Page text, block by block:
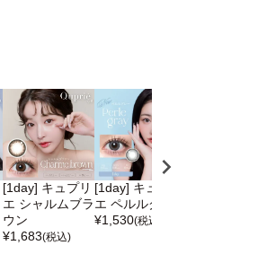
[1day] キュプリ
エ シャルムブラ
ウン
¥1,683(税込)
[1day] キュプリ
エ ペルルグレー
¥1,530(税込)